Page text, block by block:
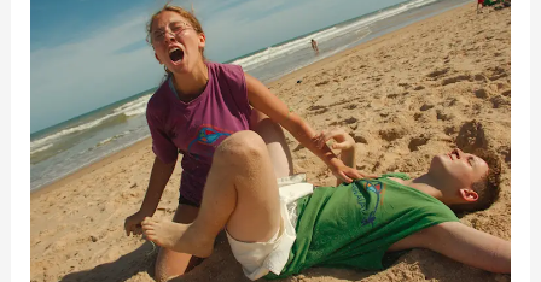
pega,
o
bicho
come